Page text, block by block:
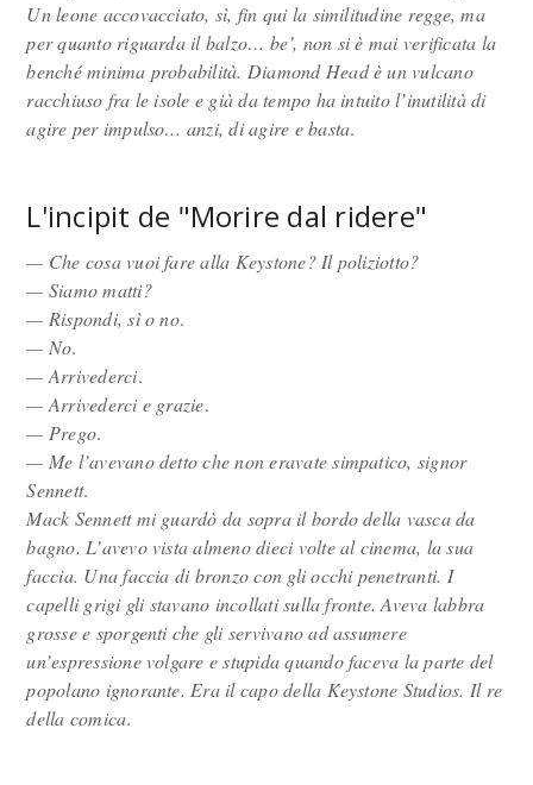
Un leone accovacciato, sì, fin qui la similitudine regge, ma
per quanto riguarda il balzo… be’, non si è mai verificata la
benché minima probabilità. Diamond Head è un vulcano
racchiuso fra le isole e già da tempo ha intuito l’inutilità di
agire per impulso… anzi, di agire e basta.
L'incipit de "Morire dal ridere"
— Che cosa vuoi fare alla Keystone? Il poliziotto?
— Siamo matti?
— Rispondi, sì o no.
— No.
— Arrivederci.
— Arrivederci e grazie.
— Prego.
— Me l’avevano detto che non eravate simpatico, signor
Sennett.
Mack Sennett mi guardò da sopra il bordo della vasca da
bagno. L’avevo vista almeno dieci volte al cinema, la sua
faccia. Una faccia di bronzo con gli occhi penetranti. I
capelli grigi gli stavano incollati sulla fronte. Aveva labbra
grosse e sporgenti che gli servivano ad assumere
un’espressione volgare e stupida quando faceva la parte del
popolano ignorante. Era il capo della Keystone Studios. Il re
della comica.